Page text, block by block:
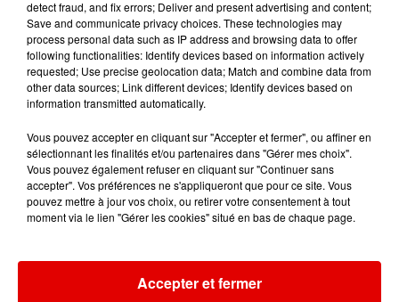
L'ACTU DES ARDENNES
detect fraud, and fix errors; Deliver and present advertising and content;
Save and communicate privacy choices. These technologies may
process personal data such as IP address and browsing data to offer
following functionalities: Identify devices based on information actively
requested; Use precise geolocation data; Match and combine data from
other data sources; Link different devices; Identify devices based on
information transmitted automatically.
Vous pouvez accepter en cliquant sur "Accepter et fermer", ou affiner en
sélectionnant les finalités et/ou partenaires dans "Gérer mes choix".
Vous pouvez également refuser en cliquant sur "Continuer sans
accepter". Vos préférences ne s'appliqueront que pour ce site. Vous
pouvez mettre à jour vos choix, ou retirer votre consentement à tout
moment via le lien "Gérer les cookies" situé en bas de chaque page.
Accepter et fermer